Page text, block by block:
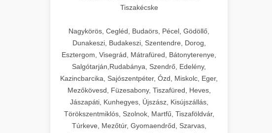
Tiszakécske
Nagykörös, Cegléd, Budaörs, Pécel, Gödöllő,
Dunakeszi, Budakeszi, Szentendre, Dorog,
Esztergom, Visegrád, Mátrafüred, Bátonyterenye,
Salgótarján,Rudabánya, Szendrő, Edelény,
Kazincbarcika, Sajószentpéter, Ózd, Miskolc, Eger,
Mezőkövesd, Füzesabony, Tiszafüred, Heves,
Jászapáti, Kunhegyes, Újszász, Kisújszállás,
Törökszentmiklós, Szolnok, Martfű, Tiszaföldvár,
Túrkeve, Mezőtúr, Gyomaendrőd, Szarvas,